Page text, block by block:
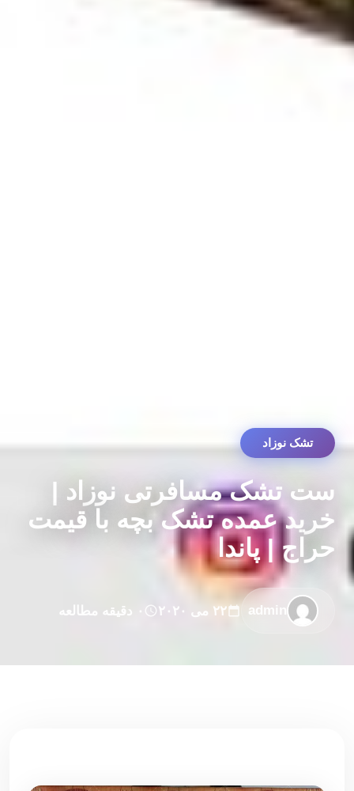
تشک نوزاد
ست تشک مسافرتی نوزاد |
خرید عمده تشک بچه با قیمت
حراج | پاندا
admin ۲۲ می ۲۰۲۰